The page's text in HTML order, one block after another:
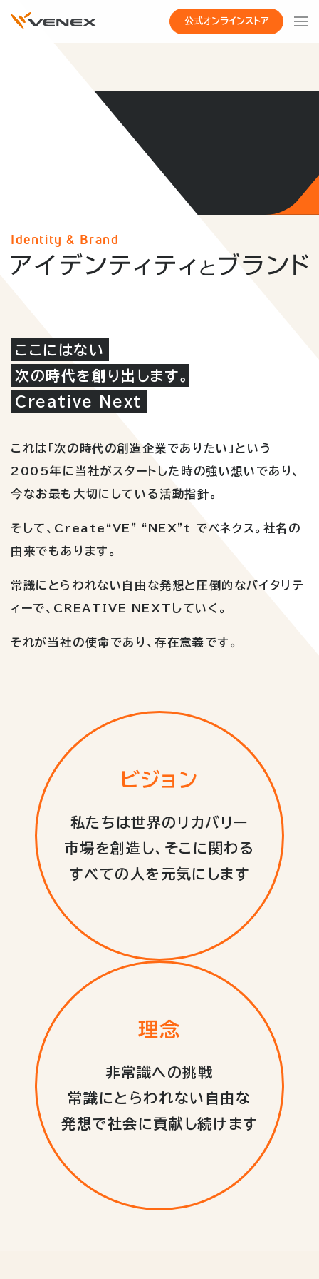
公式オンラインストア
Identity & Brand
ここにはない
次の時代を創り出します。
Creative Next
これは「次の時代の創造企業でありたい」という
2005年に当社がスタートした時の強い想いであり、
今なお最も大切にしている活動指針。
そして、Create“VE” “NEX”t でベネクス。社名の
由来でもあります。
常識にとらわれない自由な発想と圧倒的なバイタリテ
ィーで、CREATIVE NEXTしていく。
それが当社の使命であり、存在意義です。
ビジョン
私たちは世界のリカバリー
市場を創造し、そこに関わる
すべての人を元気にします
理念
非常識への挑戦
常識にとらわれない自由な
発想で社会に貢献し続けます